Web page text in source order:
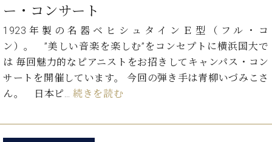
ー・コンサート
1923年製の名器ベヒシュタインＥ型（フル・コ
ン）。 ”美しい音楽を楽しむ”をコンセプトに横浜国大で
は 毎回魅力的なピアニストをお招きしてキャンパス・コン
サートを開催しています。 今回の弾き手は青柳いづみこさ
ん。 日本ピ…続きを読む